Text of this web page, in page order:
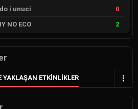
i unuci
0
NO ECO
2
YAKLAŞAN ETKINLIKLER